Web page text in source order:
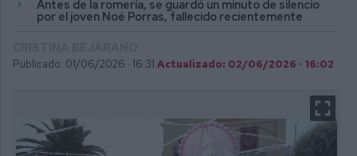
Antes de la romería, se guardó un minuto de silencio
por el joven Noé Porras, fallecido recientemente
Publicado: 01/06/2026 · 16:31 Actualizado: 02/06/2026 · 16:02